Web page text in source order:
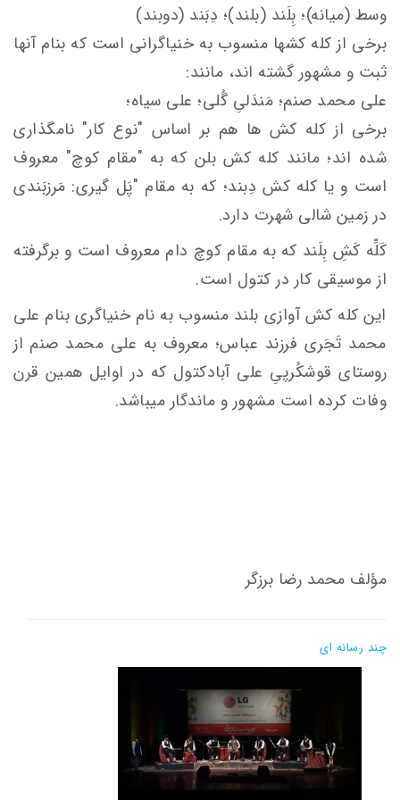
وسط (میانه)؛ بِلَند (بلند)؛ دِبَند (دوبند)
برخی از کله کشها منسوب به خنیاگرانی است که بنام آنها
ثبت و مشهور گشته اند، مانند:
علی محمد صنم؛ مَندَلیِ گُلی؛ علی سیاه؛
برخی از کله کش ها هم بر اساس "نوع کار" نامگذاری
شده اند؛ مانند کله کش بلن که به "مقام کوچ" معروف
است و یا کله کش دِبند؛ که به مقام "پَل گیری: مَرزبَندی
در زمین شالی شهرت دارد.
کَلِّه کَشِ بِلَند که به مقام کوچ دام معروف است و برگرفته
از موسیقی کار در کتول است.
این کله کش آوازی بلند منسوب به نام خنیاگری بنام علی
محمد تَجَری فرزند عباس؛ معروف به علی محمد صنم از
روستای قوشکُرپیِ علی آبادکتول که در اوایل همین قرن
وفات کرده است مشهور و ماندگار میباشد.
مؤلف محمد رضا برزگر
چند رسانه ای